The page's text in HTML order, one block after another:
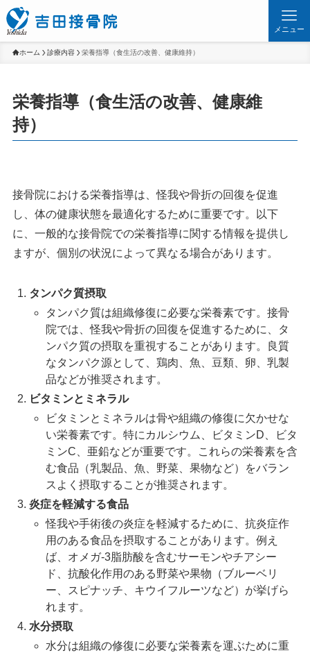
メニュー
ホーム 診療内容 栄養指導（食生活の改善、健康維持）
栄養指導（食生活の改善、健康維
持）
接骨院における栄養指導は、怪我や骨折の回復を促進
し、体の健康状態を最適化するために重要です。以下
に、一般的な接骨院での栄養指導に関する情報を提供し
ますが、個別の状況によって異なる場合があります。
タンパク質摂取
タンパク質は組織修復に必要な栄養素です。接骨
院では、怪我や骨折の回復を促進するために、タ
ンパク質の摂取を重視することがあります。良質
なタンパク源として、鶏肉、魚、豆類、卵、乳製
品などが推奨されます。
ビタミンとミネラル
ビタミンとミネラルは骨や組織の修復に欠かせな
い栄養素です。特にカルシウム、ビタミンD、ビタ
ミンC、亜鉛などが重要です。これらの栄養素を含
む食品（乳製品、魚、野菜、果物など）をバラン
スよく摂取することが推奨されます。
炎症を軽減する食品
怪我や手術後の炎症を軽減するために、抗炎症作
用のある食品を摂取することがあります。例え
ば、オメガ-3脂肪酸を含むサーモンやチアシー
ド、抗酸化作用のある野菜や果物（ブルーベリ
ー、スピナッチ、キウイフルーツなど）が挙げら
れます。
水分摂取
水分は組織の修復に必要な栄養素を運ぶために重